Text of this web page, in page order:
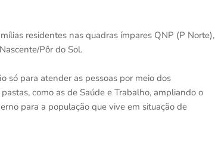
residentes nas quadras ímpares QNP (P Norte),
Pôr do Sol.
só para atender as pessoas por meio dos
como as de Saúde e Trabalho, ampliando o
para a população que vive em situação de